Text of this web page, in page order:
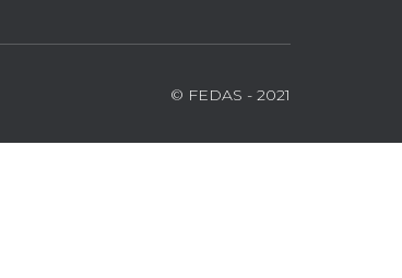
© FEDAS - 2021